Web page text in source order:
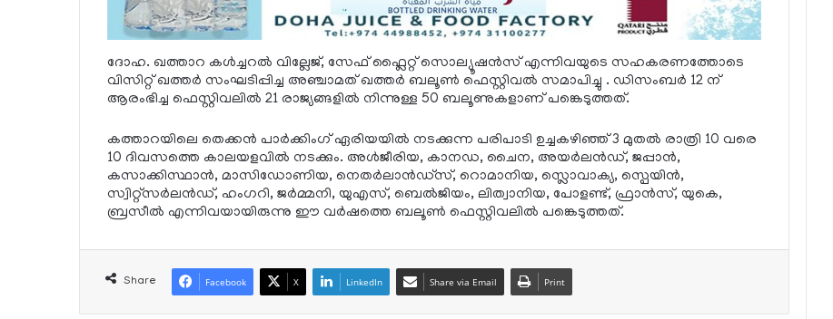
ദോഹ. ഖത്താറ കള്‍ച്ചറല്‍ വില്ലേജ്, സേഫ് ഫ്ലൈറ്റ് സൊല്യൂഷന്‍സ് എന്നിവയുടെ സഹകരണത്തോടെ
വിസിറ്റ് ഖത്തര്‍ സംഘടിപ്പിച്ച അഞ്ചാമത് ഖത്തര്‍ ബലൂണ്‍ ഫെസ്റ്റിവല്‍ സമാപിച്ചു . ഡിസംബര്‍ 12 ന്
ആരംഭിച്ച ഫെസ്റ്റിവലില്‍ 21 രാജ്യങ്ങളില്‍ നിന്നുള്ള 50 ബലൂണുകളാണ് പങ്കെടുത്തത്.
കത്താറയിലെ തെക്കന്‍ പാര്‍ക്കിംഗ് ഏരിയയില്‍ നടക്കുന്ന പരിപാടി ഉച്ചകഴിഞ്ഞ് 3 മുതല്‍ രാത്രി 10 വരെ
10 ദിവസത്തെ കാലയളവില്‍ നടക്കും. അള്‍ജീരിയ, കാനഡ, ചൈന, അയര്‍ലന്‍ഡ്, ജപ്പാന്‍,
കസാക്കിസ്ഥാന്‍, മാസിഡോണിയ, നെതര്‍ലാന്‍ഡ്‌സ്, റൊമാനിയ, സ്ലൊവാക്യ, സ്പെയിന്‍,
സ്വിറ്റ്സര്‍ലന്‍ഡ്, ഹംഗറി, ജര്‍മ്മനി, യുഎസ്, ബെല്‍ജിയം, ലിത്വാനിയ, പോളണ്ട്, ഫ്രാന്‍സ്, യുകെ,
ബ്രസീല്‍ എന്നിവയായിരുന്നു ഈ വര്‍ഷത്തെ ബലൂണ്‍ ഫെസ്റ്റിവലില്‍ പങ്കെടുത്തത്.
Share Facebook X LinkedIn Share via Email Print